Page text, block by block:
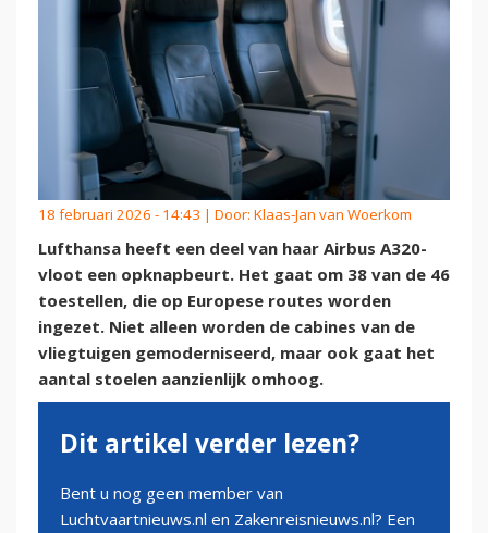
18 februari 2026 - 14:43 | Door: Klaas-Jan van Woerkom
Lufthansa heeft een deel van haar Airbus A320-
vloot een opknapbeurt. Het gaat om 38 van de 46
toestellen, die op Europese routes worden
ingezet. Niet alleen worden de cabines van de
vliegtuigen gemoderniseerd, maar ook gaat het
aantal stoelen aanzienlijk omhoog.
Dit artikel verder lezen?
Bent u nog geen member van
Luchtvaartnieuws.nl en Zakenreisnieuws.nl? Een